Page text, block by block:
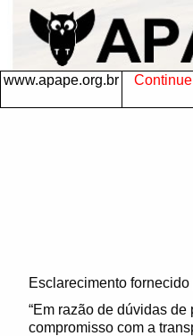
www.apape.org.br
Esclarecimento fornecido
“Em razão de dúvidas
compromisso com a